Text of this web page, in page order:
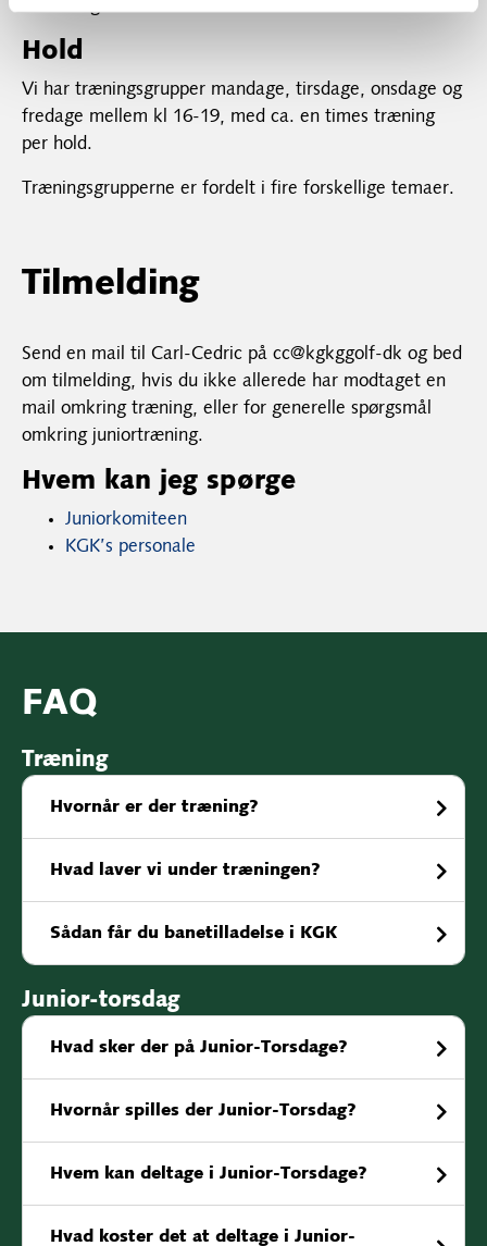
Hold
Vi har træningsgrupper mandage, tirsdage, onsdage og
fredage mellem kl 16-19, med ca. en times træning
per hold.
Træningsgrupperne er fordelt i fire forskellige temaer.
Tilmelding
Send en mail til Carl-Cedric på cc@kgkggolf-dk og bed
om tilmelding, hvis du ikke allerede har modtaget en
mail omkring træning, eller for generelle spørgsmål
omkring juniortræning.
Hvem kan jeg spørge
Juniorkomiteen
KGK’s personale
FAQ
Træning
Hvornår er der træning?
Hvad laver vi under træningen?
Sådan får du banetilladelse i KGK
Junior-torsdag
Hvad sker der på Junior-Torsdage?
Hvornår spilles der Junior-Torsdag?
Hvem kan deltage i Junior-Torsdage?
Hvad koster det at deltage i Junior-